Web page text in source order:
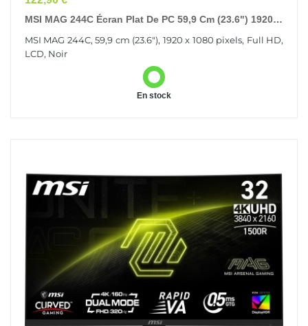
MSI MAG 244C Écran Plat De PC 59,9 Cm (23.6") 1920 X
MSI MAG 244C, 59,9 cm (23.6"), 1920 x 1080 pixels, Full HD,
LCD, Noir
En stock